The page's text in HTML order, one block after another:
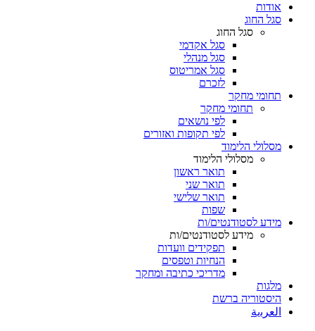
אודות
סגל החוג
סגל החוג
סגל אקדמי
סגל מנהלי
סגל אמריטוס
לזכרם
תחומי מחקר
תחומי מחקר
לפי נושאים
לפי תקופות ואזורים
מסלולי הלימוד
מסלולי הלימוד
תואר ראשון
תואר שני
תואר שלישי
שפות
מידע לסטודנטים/ות
מידע לסטודנטים/ות
תפקידים וועדות
הנחיות וטפסים
מדריכי כתיבה ומחקר
מלגות
היסטוריה ברשת
ﺍﻟﻌﺮﺑﻳﺔ